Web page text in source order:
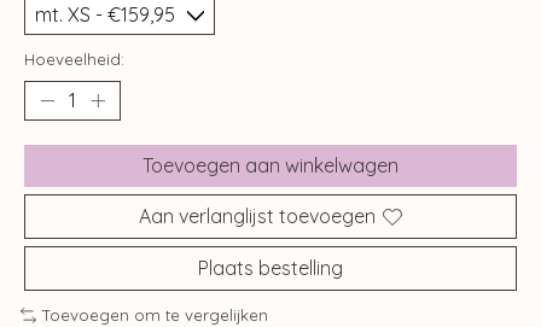
Hoeveelheid:
Toevoegen aan winkelwagen
Aan verlanglijst toevoegen
Plaats bestelling
Toevoegen om te vergelijken